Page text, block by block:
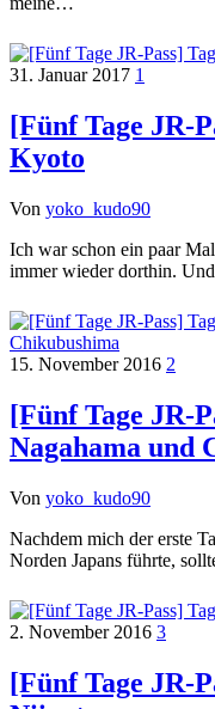
31. Januar 2017 1
[Fünf Tage JR-
Kyoto
Von yoko_kudo90
Ich war schon ein paar
immer wieder dorthin.
15. November 2016 2
[Fünf Tage JR-
Nagahama und
Von yoko_kudo90
Nachdem mich der erste
Norden Japans führte,
2. November 2016 3
[Fünf Tage JR-